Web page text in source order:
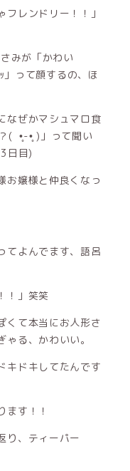
レンドリー！！」
みが「かわい
って顔するの、ほ
なぜかマシュマロ食
( •̥-•̥ )」って聞い
日目)
お嬢様と仲良くなっ
てよんでます、語呂
！」笑笑
くて本当にお人形さ
る、かわいい。
キドキしてたんです
ます！！
り、ティーパー